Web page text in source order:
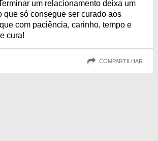
um relacionamento deixa um
que só consegue ser curado aos
com paciência, carinho, tempo e
cura!
COMPARTILHAR